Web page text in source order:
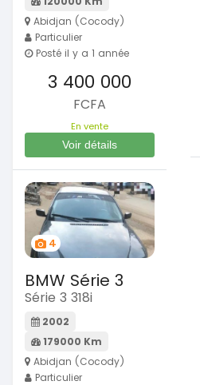
Abidjan (Cocody)
Particulier
Posté il y a 1 année
3 400 000
FCFA
En vente
Voir détails
4
BMW Série 3
Série 3 318i
2002
179000 Km
Abidjan (Cocody)
Particulier